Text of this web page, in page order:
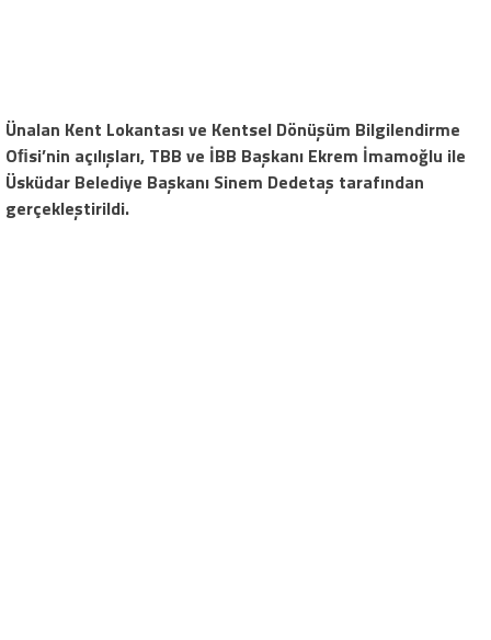
Ünalan Kent Lokantası ve Kentsel Dönüşüm Bilgilendirme
Oﬁsi’nin açılışları, TBB ve İBB Başkanı Ekrem İmamoğlu ile
Üsküdar Belediye Başkanı Sinem Dedetaş tarafından
gerçekleştirildi.